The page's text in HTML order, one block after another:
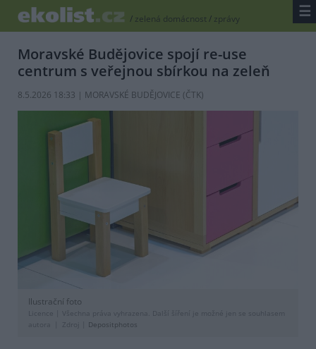
/ zelená domácnost/ zprávy ☰
Moravské Budějovice spojí re-use
centrum s veřejnou sbírkou na zeleň
8.5.2026 18:33 | MORAVSKÉ BUDĚJOVICE (ČTK)
Ilustrační foto
Licence |
Všechna práva vyhrazena. Další šíření je možné jen se souhlasem
autora
Zdroj | Depositphotos